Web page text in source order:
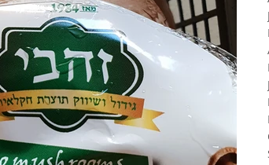
ФАРШИРОВАННЫЕ ОВОЩИ